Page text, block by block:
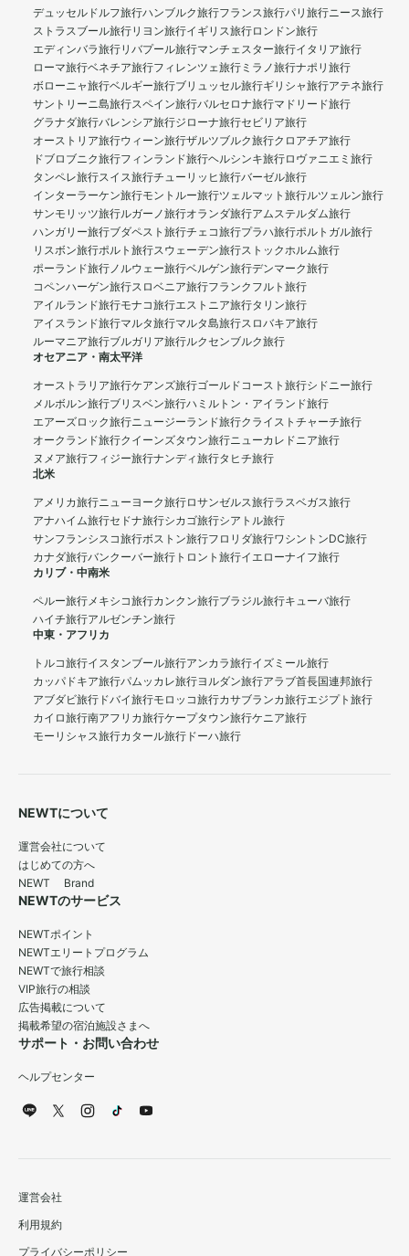
デュッセルドルフ旅行ハンブルク旅行フランス旅行パリ旅行ニース旅行
ストラスブール旅行リヨン旅行イギリス旅行ロンドン旅行
エディンバラ旅行リバプール旅行マンチェスター旅行イタリア旅行
ローマ旅行ベネチア旅行フィレンツェ旅行 ミラノ旅行ナポリ旅行
ボローニャ旅行ベルギー旅行ブリュッセル旅行ギリシャ旅行アテネ旅行
サントリーニ島旅行スペイン旅行バルセロナ旅行マドリード旅行
グラナダ旅行バレンシア旅行ジローナ旅行セビリア旅行
オーストリア旅行ウィーン旅行ザルツブルク旅行クロアチア旅行
ドブロブニク旅行フィンランド旅行ヘルシンキ旅行ロヴァニエミ旅行
タンペレ旅行スイス旅行チューリッヒ旅行バーゼル旅行
インターラーケン旅行モントルー旅行ツェルマット旅行ルツェルン旅行
サンモリッツ旅行ルガーノ旅行オランダ旅行アムステルダム旅行
ハンガリー旅行ブダペスト旅行チェコ旅行プラハ旅行ポルトガル旅行
リスボン旅行ポルト旅行スウェーデン旅行ストックホルム旅行
ポーランド旅行ノルウェー旅行ベルゲン旅行デンマーク旅行
コペンハーゲン旅行スロベニア旅行フランクフルト旅行
アイルランド旅行モナコ旅行エストニア旅行タリン旅行
アイスランド旅行マルタ旅行マルタ島旅行スロバキア旅行
ルーマニア旅行ブルガリア旅行ルクセンブルク旅行
オセアニア・南太平洋
オーストラリア旅行ケアンズ旅行ゴールドコースト旅行シドニー旅行
メルボルン旅行ブリスベン旅行ハミルトン・アイランド旅行
エアーズロック旅行ニュージーランド旅行クライストチャーチ旅行
オークランド旅行クイーンズタウン旅行ニューカレドニア旅行
ヌメア旅行フィジー旅行ナンディ旅行タヒチ旅行
北米
アメリカ旅行ニューヨーク旅行ロサンゼルス旅行ラスベガス旅行
アナハイム旅行セドナ旅行シカゴ旅行シアトル旅行
サンフランシスコ旅行ボストン旅行フロリダ旅行ワシントンDC旅行
カナダ旅行バンクーバー旅行 トロント旅行イエローナイフ旅行
カリブ・中南米
ペルー旅行メキシコ旅行カンクン旅行ブラジル旅行キューバ旅行
ハイチ旅行アルゼンチン旅行
中東・アフリカ
トルコ旅行イスタンブール旅行アンカラ旅行イズミール旅行
カッパドキア旅行パムッカレ旅行ヨルダン旅行アラブ首長国連邦旅行
アブダビ旅行 ドバイ旅行モロッコ旅行カサブランカ旅行エジプト旅行
カイロ旅行南アフリカ旅行ケープタウン旅行ケニア旅行
モーリシャス旅行カタール旅行 ドーハ旅行
NEWTについて
運営会社について
はじめての方へ
NEWT Brand
NEWTのサービス
NEWTポイント
NEWTエリートプログラム
NEWTで旅行相談
VIP旅行の相談
広告掲載について
掲載希望の宿泊施設さまへ
サポート・お問い合わせ
ヘルプセンター
運営会社
利用規約
プライバシーポリシー